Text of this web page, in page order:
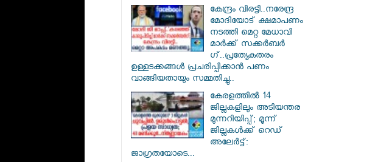
കേന്ദ്രം വിരട്ടി..നരേന്ദ്ര
മോദിയോട് ക്ഷമാപണം
നടത്തി മെറ്റ മേധാവി
മാർക്ക് സക്കർബർ​
ഗ്..പ്രത്യേകതരം
ഉള്ളടക്കങ്ങൾ പ്രചരിപ്പിക്കാൻ പണം
വാങ്ങിയതായും സമ്മതിച്ചു..
കേരളത്തിൽ 14
ജില്ലകളിലും അടിയന്തര
മുന്നറിയിപ്പ്; മൂന്ന്
ജില്ലകൾക്ക് റെഡ്
അലേർട്ട്:
ജാഗ്രതയോടെ...